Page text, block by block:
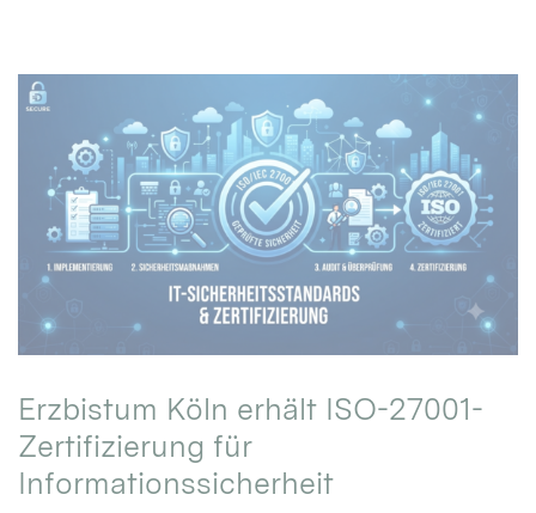
Erzbistum Köln erhält ISO-27001-
Zertifizierung für
Informationssicherheit